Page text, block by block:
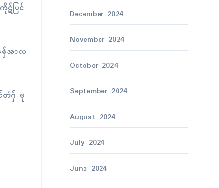
ပြၚ်
ေအာလ
တံဂှ် ဗု
December 2024
November 2024
October 2024
September 2024
August 2024
July 2024
June 2024